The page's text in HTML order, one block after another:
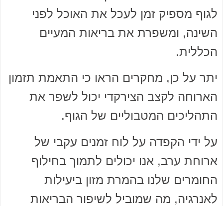
לגוף מספיק זמן לעכל את האוכל לפני
השינה, ומשפרת את בריאות המעיים
הכללית.
יתר על כן, מחקרים הראו כי התאמת תזמון
הארוחה לקצב הצירקדי יכול לשפר את
התהליכים המטבוליים של הגוף.
על ידי הקפדה על לוח זמנים עקבי של
ארוחת ערב, אנו יכולים לתמוך בחילוף
החומרים שלנו בהמרת מזון ביעילות
לאנרגיה, מה שמוביל לשיפור הבריאות